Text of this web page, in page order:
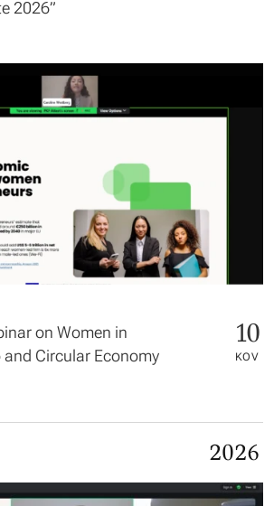
2026”
on Women in
Circular Economy
10
KOV
2026